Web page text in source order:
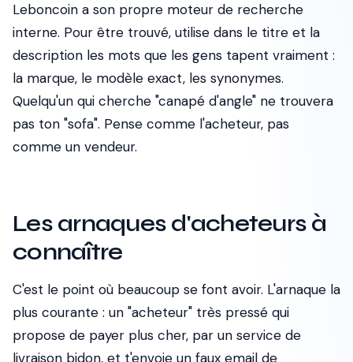
Leboncoin a son propre moteur de recherche
interne. Pour être trouvé, utilise dans le titre et la
description les mots que les gens tapent vraiment :
la marque, le modèle exact, les synonymes.
Quelqu'un qui cherche "canapé d'angle" ne trouvera
pas ton "sofa". Pense comme l'acheteur, pas
comme un vendeur.
Les arnaques d'acheteurs à
connaître
C'est le point où beaucoup se font avoir. L'arnaque la
plus courante : un "acheteur" très pressé qui
propose de payer plus cher, par un service de
livraison bidon, et t'envoie un faux email de